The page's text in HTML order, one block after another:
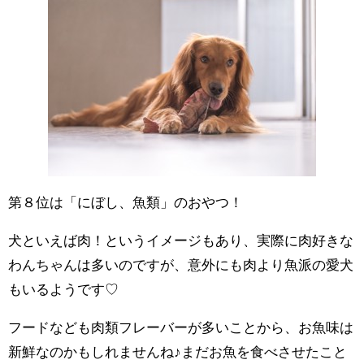
第８位は「にぼし、魚類」のおやつ！
犬といえば肉！というイメージもあり、実際に肉好きな
わんちゃんは多いのですが、意外にも肉より魚派の愛犬
もいるようです♡
フードなども肉類フレーバーが多いことから、お魚味は
新鮮なのかもしれませんね♪まだお魚を食べさせたこと